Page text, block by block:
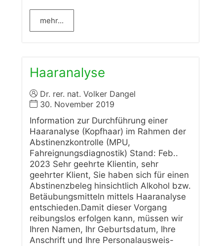
mehr...
Haaranalyse
Dr. rer. nat. Volker Dangel
30. November 2019
Information zur Durchführung einer
Haaranalyse (Kopfhaar) im Rahmen der
Abstinenzkontrolle (MPU,
Fahreignungsdiagnostik) Stand: Feb..
2023 Sehr geehrte Klientin, sehr
geehrter Klient, Sie haben sich für einen
Abstinenzbeleg hinsichtlich Alkohol bzw.
Betäubungsmitteln mittels Haaranalyse
entschieden.Damit dieser Vorgang
reibungslos erfolgen kann, müssen wir
Ihren Namen, Ihr Geburtsdatum, Ihre
Anschrift und Ihre Personalausweis-